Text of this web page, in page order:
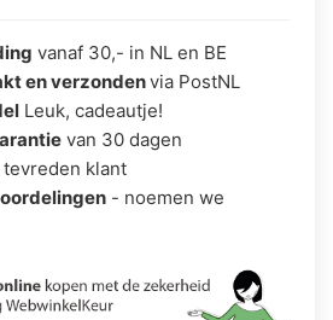
vanaf 30,- in NL en BE
en verzondenvia PostNL
Leuk, cadeautje!
van 30 dagen
klant
- noemen we